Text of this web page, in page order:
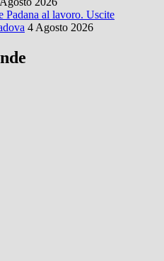
Padana al lavoro. Uscite
4 Agosto 2026